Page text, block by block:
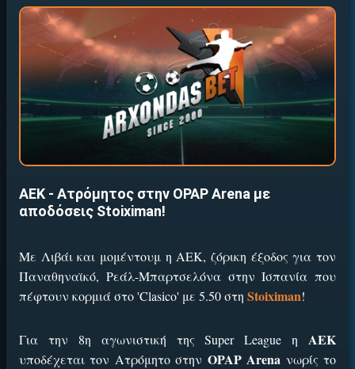
ΑΕΚ - Ατρόμητος στην OPAP Arena με
αποδόσεις Stoiximan!
Με Λιβάι και μομέντουμ η ΑΕΚ, ζόρικη έξοδος για τον
Παναθηναϊκό, Ρεάλ-Μπαρτσελόνα στην Ισπανία που
πέφτουν κορμιά στο 'Clasico' με 5.50 στη Stoiximan!
Για την 8η αγωνιστική της Super League η ΑΕΚ
υποδέχεται τον Ατρόμητο στην OPAP Arena νωρίς το